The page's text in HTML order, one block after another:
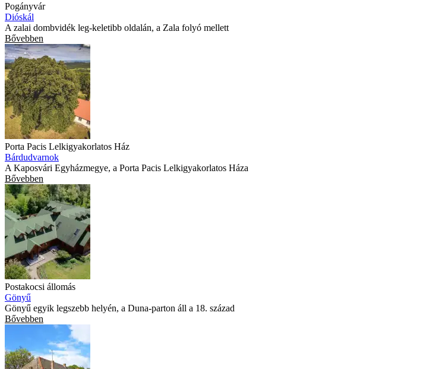
Pogányvár
Dióskál
A zalai dombvidék leg-keletibb oldalán, a Zala folyó mellett
Bővebben
Porta Pacis Lelkigyakorlatos Ház
Bárdudvarnok
A Kaposvári Egyházmegye, a Porta Pacis Lelkigyakorlatos Háza
Bővebben
Postakocsi állomás
Gönyű
Gönyű egyik legszebb helyén, a Duna-parton áll a 18. század
Bővebben